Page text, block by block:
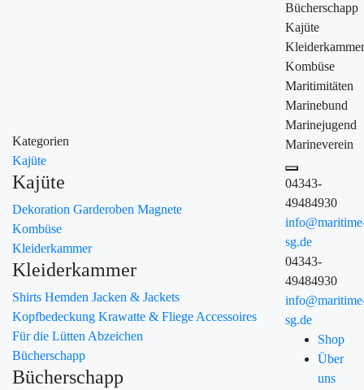
Kategorien
Kajüte
Kajüte
Dekoration Garderoben Magnete
Kombüse
Kleiderkammer
Kleiderkammer
Shirts Hemden Jacken & Jackets
Kopfbedeckung Krawatte & Fliege Accessoires
Für die Lütten Abzeichen
Bücherschapp
Bücherschapp
Bücherschapp
Kajüte
Kleiderkammer
Kombüse
Maritimitäten
Marinebund
Marinejugend
Marineverein
04343-
49484930
sg.de
04343-
49484930
sg.de
Shop
Über
uns